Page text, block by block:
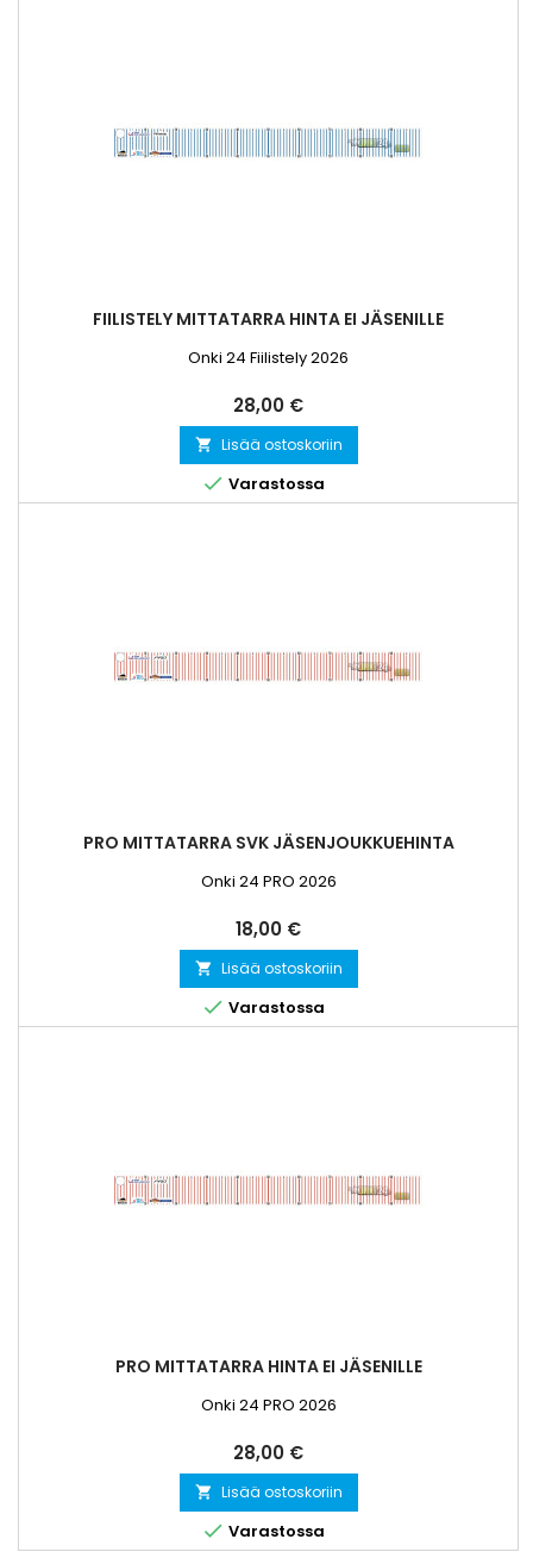
FIILISTELY MITTATARRA HINTA EI JÄSENILLE
Onki 24 Fiilistely 2026
Hinta
28,00 €
 Lisää ostoskoriin
 Varastossa
PRO MITTATARRA SVK JÄSENJOUKKUEHINTA
Onki 24 PRO 2026
Hinta
18,00 €
 Lisää ostoskoriin
 Varastossa
PRO MITTATARRA HINTA EI JÄSENILLE
Onki 24 PRO 2026
Hinta
28,00 €
 Lisää ostoskoriin
 Varastossa